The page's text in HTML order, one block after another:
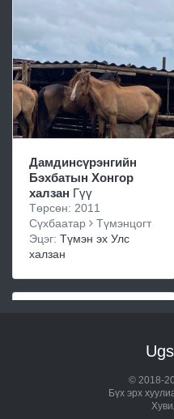
Дамдинсүрэнгийн
Бэхбатын Хонгор
халзан Гүү
Төрсөн: 2011
Сүхбаатар
Түмэнцогт
Эцэг: Түмэн эх Улс
халзан
© 2018-
Бүх эрх